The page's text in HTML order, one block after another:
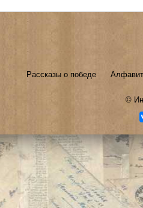
Рассказы о победе
©